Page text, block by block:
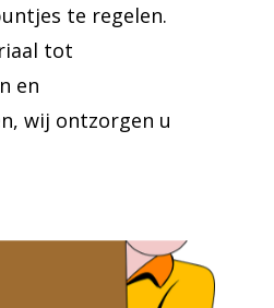
te regelen.
tot
en
wij ontzorgen u